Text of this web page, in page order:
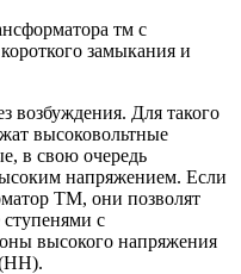
тм с
замыкания и
возбуждения. Для такого
высоковольтные
в свою очередь
напряжением. Если
ТМ, они позволят
ступенями с
высокого напряжения